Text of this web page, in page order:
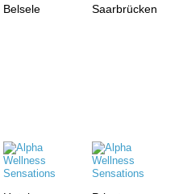
Belsele
Saarbrücken